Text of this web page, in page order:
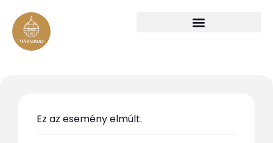
Ez az esemény elmúlt.